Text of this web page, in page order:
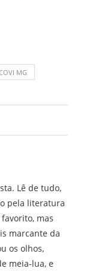
MG
Lê de tudo,
pela literatura
mas
marcante da
os olhos,
meia-lua, e